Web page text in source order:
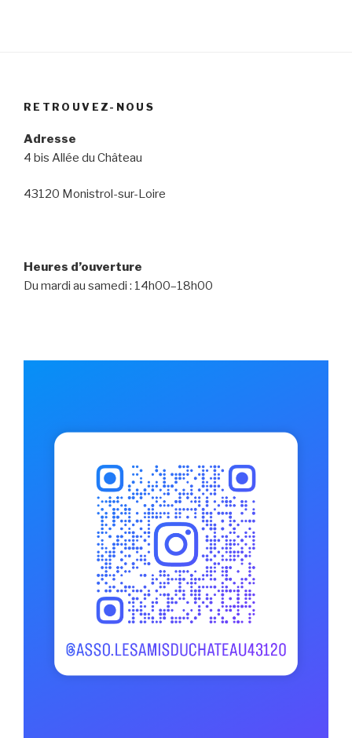
RETROUVEZ-NOUS
Adresse
4 bis Allée du Château
43120 Monistrol-sur-Loire
Heures d’ouverture
Du mardi au samedi : 14h00–18h00